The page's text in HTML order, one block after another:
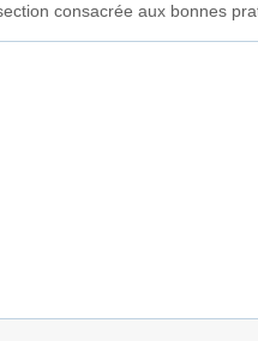
consacrée aux bonnes